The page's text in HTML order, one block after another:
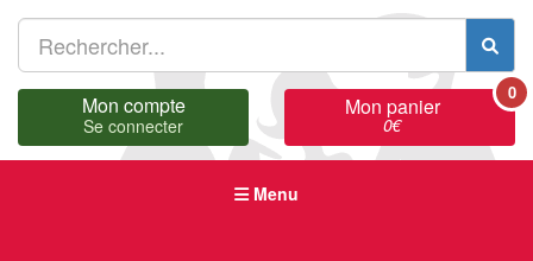
Mon compte
Se connecter
Mon panier
0€
0
Menu